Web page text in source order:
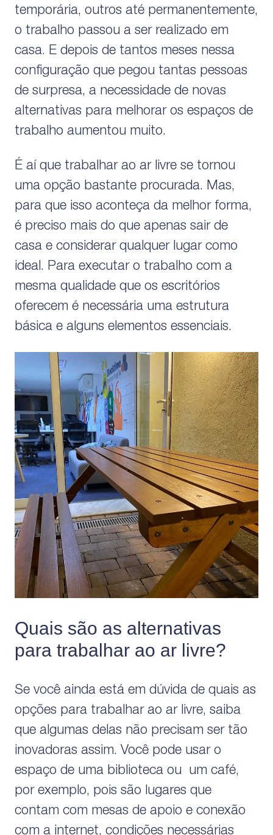
temporária, outros até permanentemente,
o trabalho passou a ser realizado em
casa. E depois de tantos meses nessa
configuração que pegou tantas pessoas
de surpresa, a necessidade de novas
alternativas para melhorar os espaços de
trabalho aumentou muito.
É aí que trabalhar ao ar livre se tornou
uma opção bastante procurada. Mas,
para que isso aconteça da melhor forma,
é preciso mais do que apenas sair de
casa e considerar qualquer lugar como
ideal. Para executar o trabalho com a
mesma qualidade que os escritórios
oferecem é necessária uma estrutura
básica e alguns elementos essenciais.
Quais são as alternativas
para trabalhar ao ar livre?
Se você ainda está em dúvida de quais as
opções para trabalhar ao ar livre, saiba
que algumas delas não precisam ser tão
inovadoras assim. Você pode usar o
espaço de uma biblioteca ou um café,
por exemplo, pois são lugares que
contam com mesas de apoio e conexão
com a internet, condições necessárias